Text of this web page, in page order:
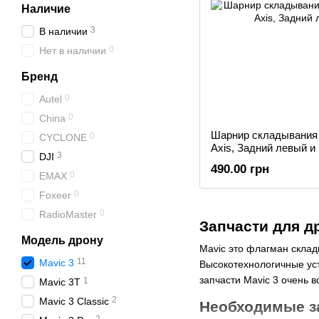
Запчасти для
Mavic это флагман
Высокотехнологичные
запчасти Mavic 3 очень
Необходимые
Шарнир
Axis, Задний левый и
490.00 грн
Наличие
В наличии 3
Нет в наличии 0
Бренд
Autel 0
China 0
CYCLONE 0
DJI 3
EMAX 0
Foxeer 0
RadioMaster 0
Модель дрону
Mavic 3 11
Mavic 3T 1
Mavic 3 Classic 2